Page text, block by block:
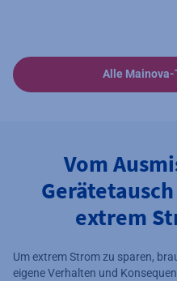
Alle
Vom
extrem
Um extrem Strom zu sparen,
eigene Verhalten und